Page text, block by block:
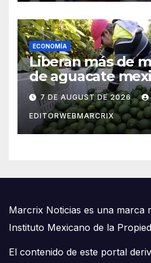
ECONOMÍA
Liberan más de
de aguacate
rumbo a Estados
7 DE AUGUST DE 2026
EDITORWEBMARCRIX
Marcrix Noticias es una marca
Instituto Mexicano de la
El contenido de este portal